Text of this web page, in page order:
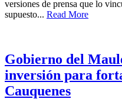
versiones de prensa que lo
supuesto... Read More
Gobierno del
inversión para
Cauquenes